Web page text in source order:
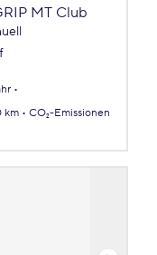
MT Club
km
CO₂-Emissionen